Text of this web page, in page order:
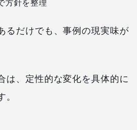
方針を整理
るだけでも、事例の現実味が
は、定性的な変化を具体的に
。